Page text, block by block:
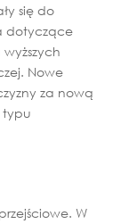
się do
dotyczące
Nowe
za nową
W